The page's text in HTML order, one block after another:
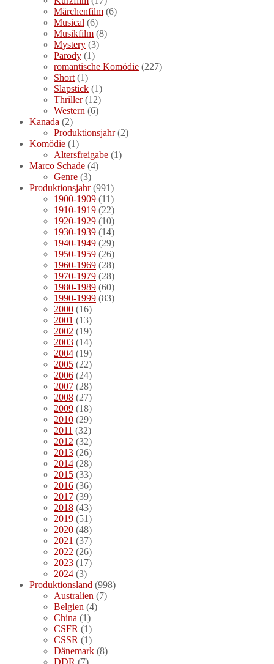
Märchenfilm (6)
Musical (6)
Musikfilm (8)
Mystery (3)
Parody (1)
romantische Komödie (227)
Short (1)
Slapstick (1)
Thriller(12)
Western (6)
Kanada (2)
Produktionsjahr(2)
Komödie (1)
Altersfreigabe (1)
Marco Schade (4)
Genre (3)
Produktionsjahr(991)
1900-1909 (11)
1910-1919 (22)
1920-1929 (10)
1930-1939 (14)
1940-1949 (29)
1950-1959 (26)
1960-1969 (28)
1970-1979 (28)
1980-1989 (60)
1990-1999 (83)
2000 (16)
2001 (13)
2002 (19)
2003 (14)
2004 (19)
2005 (22)
2006 (24)
2007 (28)
2008 (27)
2009 (18)
2010 (29)
2011 (32)
2012 (32)
2013 (26)
2014 (28)
2015 (33)
2016 (36)
2017 (39)
2018 (43)
2019 (51)
2020 (48)
2021 (37)
2022 (26)
2023 (17)
2024 (3)
Produktionsland (998)
Australien (7)
Belgien (4)
China (1)
CSFR (1)
CSSR (1)
Dänemark (8)
DDR (7)